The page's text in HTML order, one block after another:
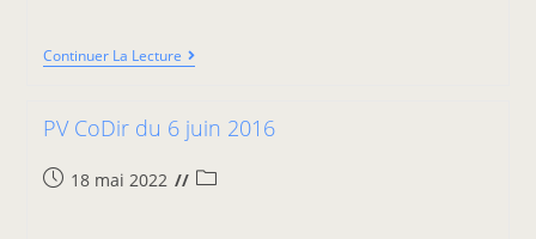
Continuer La Lecture
PV CoDir du 6 juin 2016
18 mai 2022